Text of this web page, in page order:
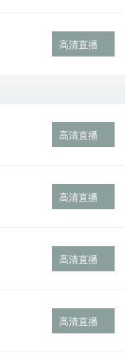
高清直播
高清直播
高清直播
高清直播
高清直播